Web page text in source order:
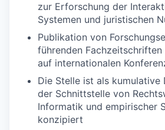
zur Erforschung der
Systemen und juristischen
Publikation von
führenden
auf internationalen
Die Stelle ist als kumulative
der Schnittstelle von
Informatik und empirischer
konzipiert